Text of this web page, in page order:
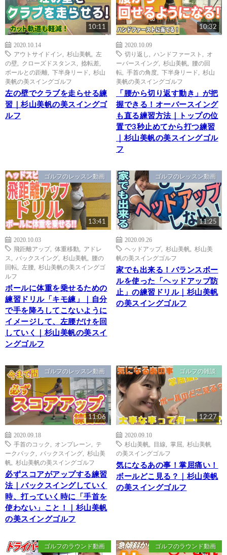
10:11
2020.10.14
アウトサイドイン
杉山美帆
左
の壁
クローズドスタンス 捻転差
ボールとの距離
下半身リード
杉山
美帆の美スイングゴルフ
左の壁でクラブを走らせる練
習｜杉山美帆の美スイングゴ
ルフ
10:32
2020.10.09
切り返し
ハンドファースト
オ
ーバースイング
杉山美帆
腰の回
転
手首の角度 下半身リード
杉山
美帆の美スイングゴルフ
「腰から切り返す動き」が把
握できる！オーバースイング
も直る練習方法｜トップの位
置で3秒止めてから打つ練習
｜杉山美帆の美スイングゴル
フ
ゴルフのレッスン動画
13:41
2020.10.03
飛距離アップ, 体重移動
アドレ
ス
バックスイング 杉山美帆
腰の
回転
左腰
杉山美帆の美スイングゴ
ルフ
ボールに体重を乗せるための
練習ドリル「キモ練」｜自分
で手を降ろしてこないように
イメージして、左腰だけを回
していく｜杉山美帆の美スイ
ングゴルフ
ゴルフのレッスン動画
11:25
2020.09.26
ヘッドアップ, 杉山美帆
杉山美
帆の美スイングゴルフ
家でも出来る！バランスボー
ルを使った「ヘッドアップ防
止」の練習ドリル｜杉山美帆
の美スイングゴルフ
ゴルフのレッスン動画
11:06
2020.09.18
手首のコック
オンプレーン
テ
ークバック
バックスイング
杉山美
帆
杉山美帆の美スイングゴルフ
必ずスコアがアップする練習
法｜バックスイングしていく
時、打っていく時に「手首を
使わない」こと！｜杉山美帆
の美スイングゴルフ
ゴルフの雑談
12:27
2020.09.10
杉山美帆
目線 掌屈
杉山美帆
の美スイングゴルフ
気になるあの事！掌屈痛い！
ボールどこ見る？｜杉山美帆
の美スイングゴルフ
ゴルフのラウンド動画 ゴルフのラウンド動画